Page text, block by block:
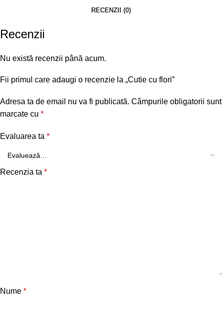
RECENZII (0)
Recenzii
Nu există recenzii până acum.
Fii primul care adaugi o recenzie la „Cutie cu flori”
Adresa ta de email nu va fi publicată. Câmpurile obligatorii sunt
marcate cu *
Evaluarea ta *
Recenzia ta *
Nume *